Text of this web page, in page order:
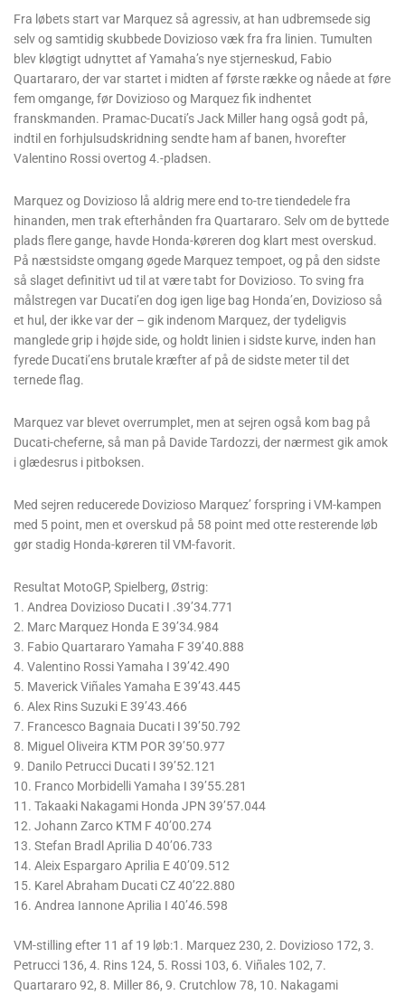
Fra løbets start var Marquez så agressiv, at han udbremsede sig
selv og samtidig skubbede Dovizioso væk fra fra linien. Tumulten
blev kløgtigt udnyttet af Yamaha’s nye stjerneskud, Fabio
Quartararo, der var startet i midten af første række og nåede at føre
fem omgange, før Dovizioso og Marquez fik indhentet
franskmanden. Pramac-Ducati’s Jack Miller hang også godt på,
indtil en forhjulsudskridning sendte ham af banen, hvorefter
Valentino Rossi overtog 4.-pladsen.
Marquez og Dovizioso lå aldrig mere end to-tre tiendedele fra
hinanden, men trak efterhånden fra Quartararo. Selv om de byttede
plads flere gange, havde Honda-køreren dog klart mest overskud.
På næstsidste omgang øgede Marquez tempoet, og på den sidste
så slaget definitivt ud til at være tabt for Dovizioso. To sving fra
målstregen var Ducati’en dog igen lige bag Honda’en, Dovizioso så
et hul, der ikke var der – gik indenom Marquez, der tydeligvis
manglede grip i højde side, og holdt linien i sidste kurve, inden han
fyrede Ducati’ens brutale kræfter af på de sidste meter til det
ternede flag.
Marquez var blevet overrumplet, men at sejren også kom bag på
Ducati-cheferne, så man på Davide Tardozzi, der nærmest gik amok
i glædesrus i pitboksen.
Med sejren reducerede Dovizioso Marquez’ forspring i VM-kampen
med 5 point, men et overskud på 58 point med otte resterende løb
gør stadig Honda-køreren til VM-favorit.
Resultat MotoGP, Spielberg, Østrig:
1. Andrea Dovizioso Ducati I .39’34.771
2. Marc Marquez Honda E 39’34.984
3. Fabio Quartararo Yamaha F 39’40.888
4. Valentino Rossi Yamaha I 39’42.490
5. Maverick Viñales Yamaha E 39’43.445
6. Alex Rins Suzuki E 39’43.466
7. Francesco Bagnaia Ducati I 39’50.792
8. Miguel Oliveira KTM POR 39’50.977
9. Danilo Petrucci Ducati I 39’52.121
10. Franco Morbidelli Yamaha I 39’55.281
11. Takaaki Nakagami Honda JPN 39’57.044
12. Johann Zarco KTM F 40’00.274
13. Stefan Bradl Aprilia D 40’06.733
14. Aleix Espargaro Aprilia E 40’09.512
15. Karel Abraham Ducati CZ 40’22.880
16. Andrea Iannone Aprilia I 40’46.598
VM-stilling efter 11 af 19 løb:1. Marquez 230, 2. Dovizioso 172, 3.
Petrucci 136, 4. Rins 124, 5. Rossi 103, 6. Viñales 102, 7.
Quartararo 92, 8. Miller 86, 9. Crutchlow 78, 10. Nakagami